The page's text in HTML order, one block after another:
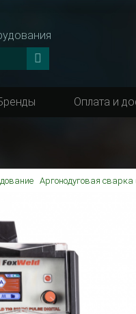
Оплата и
Аргонодуговая сварка